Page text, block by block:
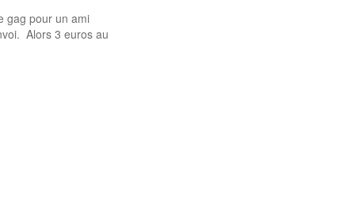
gag pour un ami
Alors 3 euros au